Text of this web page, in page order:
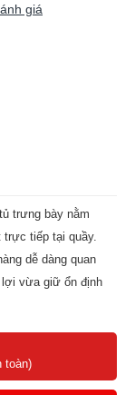
giá
trưng bày nằm
trực tiếp tại quầy.
dễ dàng quan
vừa giữ ổn định
đến quầy thực
toàn)